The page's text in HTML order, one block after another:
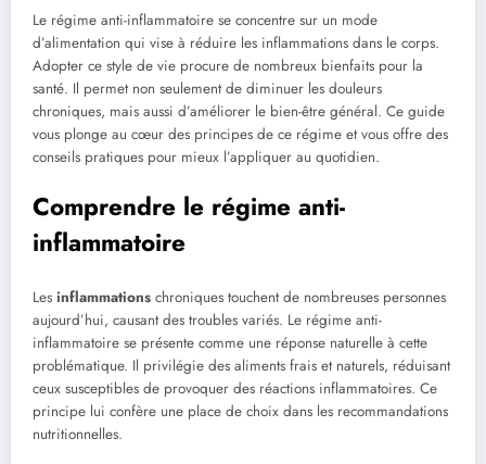
Le régime anti-inflammatoire se concentre sur un mode
d’alimentation qui vise à réduire les inflammations dans le corps.
Adopter ce style de vie procure de nombreux bienfaits pour la
santé. Il permet non seulement de diminuer les douleurs
chroniques, mais aussi d’améliorer le bien-être général. Ce guide
vous plonge au cœur des principes de ce régime et vous offre des
conseils pratiques pour mieux l’appliquer au quotidien.
Comprendre le régime anti-
inflammatoire
Les inflammations chroniques touchent de nombreuses personnes
aujourd’hui, causant des troubles variés. Le régime anti-
inflammatoire se présente comme une réponse naturelle à cette
problématique. Il privilégie des aliments frais et naturels, réduisant
ceux susceptibles de provoquer des réactions inflammatoires. Ce
principe lui confère une place de choix dans les recommandations
nutritionnelles.